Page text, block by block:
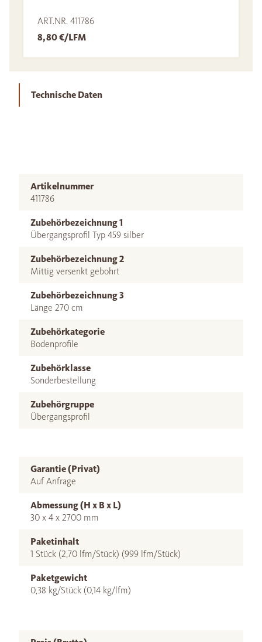
ART.NR. 411786
8,80 €/LFM
Technische Daten
Artikelnummer
411786
Zubehörbezeichnung 1
Übergangsprofil Typ 459 silber
Zubehörbezeichnung 2
Mittig versenkt gebohrt
Zubehörbezeichnung 3
Länge 270 cm
Zubehörkategorie
Bodenprofile
Zubehörklasse
Sonderbestellung
Zubehörgruppe
Übergangsprofil
Garantie (Privat)
Auf Anfrage
Abmessung (H x B x L)
30 x 4 x 2700 mm
Paketinhalt
1 Stück (2,70 lfm/Stück) (999 lfm/Stück)
Paketgewicht
0,38 kg/Stück (0,14 kg/lfm)